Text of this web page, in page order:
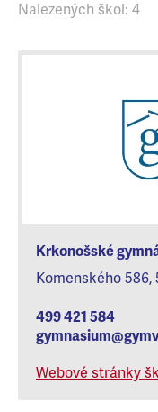
Nalezených škol: 4
Krkonošské
Komenského 586,
499 421 584
Webové stránky